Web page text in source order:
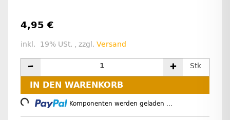
4,95 €
inkl. 19% USt. , zzgl. Versand
Stk
IN DEN WARENKORB
Komponenten werden geladen ...